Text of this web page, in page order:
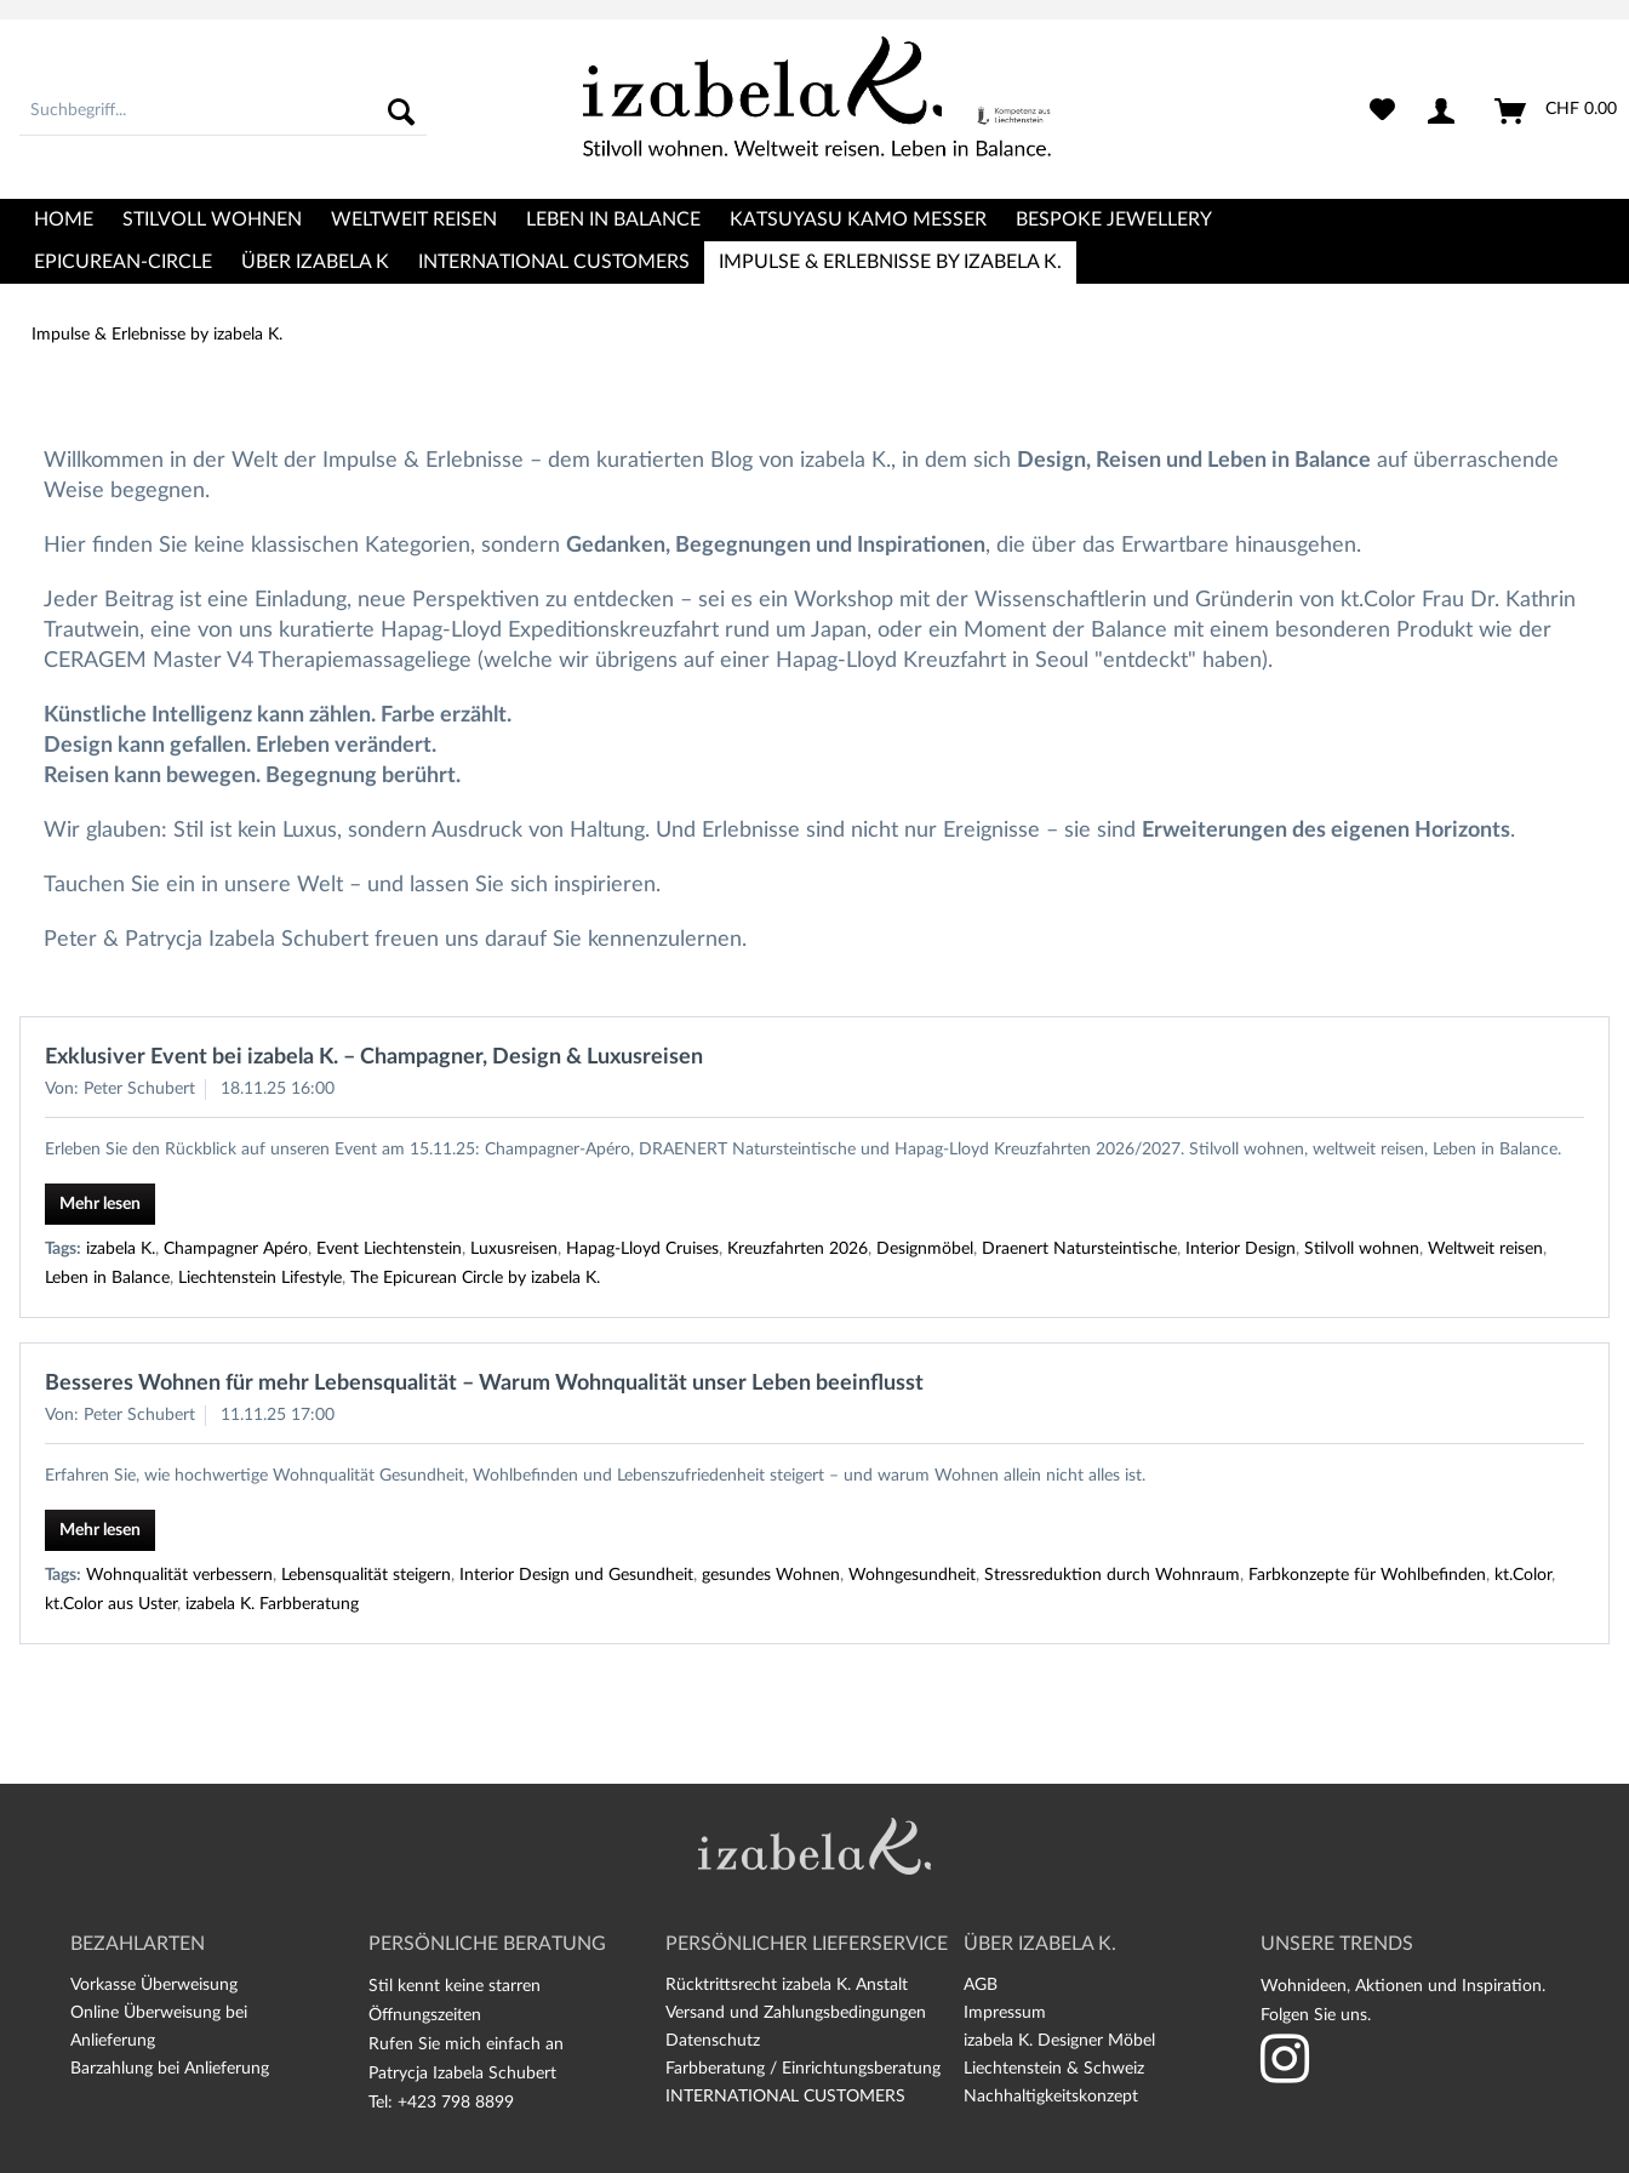
CHF 0.00
HOME STILVOLL WOHNEN WELTWEIT REISEN LEBEN IN BALANCE KATSUYASU KAMO MESSER BESPOKE JEWELLERY
EPICUREAN-CIRCLE ÜBER IZABELA K INTERNATIONAL CUSTOMERS IMPULSE & ERLEBNISSE BY IZABELA K.
Impulse & Erlebnisse by izabela K.
Willkommen in der Welt der Impulse & Erlebnisse – dem kuratierten Blog von izabela K., in dem sich Design, Reisen und Leben in Balance auf überraschende
Weise begegnen.
Hier finden Sie keine klassischen Kategorien, sondern Gedanken, Begegnungen und Inspirationen, die über das Erwartbare hinausgehen.
Jeder Beitrag ist eine Einladung, neue Perspektiven zu entdecken – sei es ein Workshop mit der Wissenschaftlerin und Gründerin von kt.Color Frau Dr. Kathrin
Trautwein, eine von uns kuratierte Hapag-Lloyd Expeditionskreuzfahrt rund um Japan, oder ein Moment der Balance mit einem besonderen Produkt wie der
CERAGEM Master V4 Therapiemassageliege (welche wir übrigens auf einer Hapag-Lloyd Kreuzfahrt in Seoul "entdeckt" haben).
Künstliche Intelligenz kann zählen. Farbe erzählt.
Design kann gefallen. Erleben verändert.
Reisen kann bewegen. Begegnung berührt.
Wir glauben: Stil ist kein Luxus, sondern Ausdruck von Haltung. Und Erlebnisse sind nicht nur Ereignisse – sie sind Erweiterungen des eigenen Horizonts.
Tauchen Sie ein in unsere Welt – und lassen Sie sich inspirieren.
Peter & Patrycja Izabela Schubert freuen uns darauf Sie kennenzulernen.
Exklusiver Event bei izabela K. – Champagner, Design & Luxusreisen
Von: Peter Schubert 18.11.25 16:00
Erleben Sie den Rückblick auf unseren Event am 15.11.25: Champagner-Apéro, DRAENERT Natursteintische und Hapag-Lloyd Kreuzfahrten 2026/2027. Stilvoll wohnen, weltweit reisen, Leben in Balance.
Mehr lesen
Tags: izabela K., Champagner Apéro, Event Liechtenstein, Luxusreisen, Hapag-Lloyd Cruises, Kreuzfahrten 2026, Designmöbel , Draenert Natursteintische, Interior Design, Stilvoll wohnen, Weltweit reisen,
Leben in Balance, Liechtenstein Lifestyle, The Epicurean Circle by izabela K.
Besseres Wohnen für mehr Lebensqualität – Warum Wohnqualität unser Leben beeinflusst
Von: Peter Schubert 11.11.25 17:00
Erfahren Sie, wie hochwertige Wohnqualität Gesundheit, Wohlbefinden und Lebenszufriedenheit steigert – und warum Wohnen allein nicht alles ist.
Mehr lesen
Tags: Wohnqualität verbessern, Lebensqualität steigern, Interior Design und Gesundheit, gesundes Wohnen, Wohngesundheit, Stressreduktion durch Wohnraum, Farbkonzepte für Wohlbefinden, kt.Color,
kt.Color aus Uster, izabela K. Farbberatung
BEZAHLARTEN
Vorkasse Überweisung
Online Überweisung bei
Anlieferung
Barzahlung bei Anlieferung
PERSÖNLICHE BERATUNG
Stil kennt keine starren
Öffnungszeiten
Rufen Sie mich einfach an
Patrycja Izabela Schubert
Tel: +423 798 8899
PERSÖNLICHER LIEFERSERVICE
Rücktrittsrecht izabela K. Anstalt
Versand und Zahlungsbedingungen
Datenschutz
Farbberatung / Einrichtungsberatung
INTERNATIONAL CUSTOMERS
ÜBER IZABELA K.
AGB
Impressum
izabela K. Designer Möbel
Liechtenstein & Schweiz
Nachhaltigkeitskonzept
UNSERE TRENDS
Wohnideen, Aktionen und Inspiration.
Folgen Sie uns.